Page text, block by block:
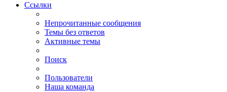
Ссылки
Непрочитанные сообщения
Темы без ответов
Активные темы
Поиск
Пользователи
Наша команда